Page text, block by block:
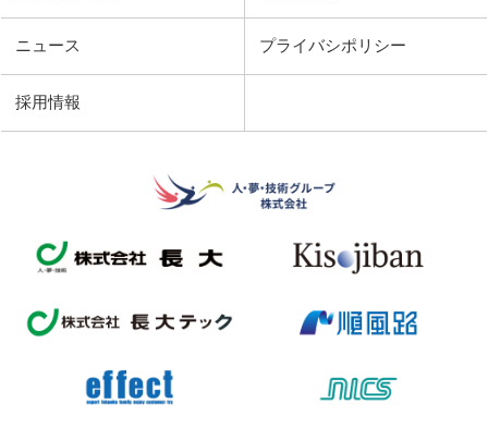
ニュース
採用情報
プライバシポリシー